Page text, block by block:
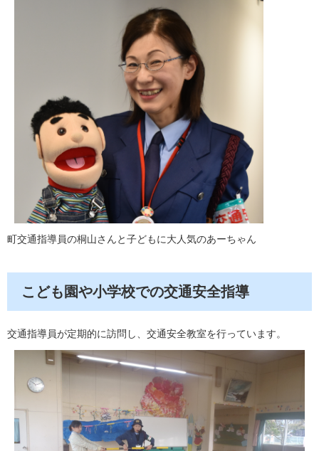
町交通指導員の桐山さんと子どもに大人気のあーちゃん
こども園や小学校での交通安全指導
交通指導員が定期的に訪問し、交通安全教室を行っています。